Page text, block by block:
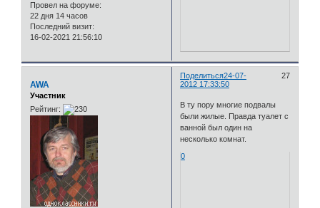
Провел на форуме:
22 дня 14 часов
Последний визит:
16-02-2021 21:56:10
Поделиться 27
24-07-
2012 17:33:50
AWA
Участник
Рейтинг:
В ту пору многие подвалы
были жилые. Правда туалет с
ванной был один на
несколько комнат.
0